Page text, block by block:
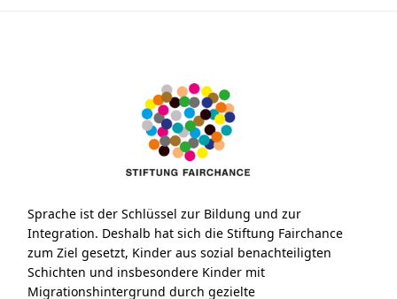
Sprache ist der Schlüssel zur Bildung und zur
Integration. Deshalb hat sich die Stiftung Fairchance
zum Ziel gesetzt, Kinder aus sozial benachteiligten
Schichten und insbesondere Kinder mit
Migrationshintergrund durch gezielte